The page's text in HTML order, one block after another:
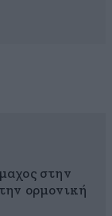
στην
ορμονική